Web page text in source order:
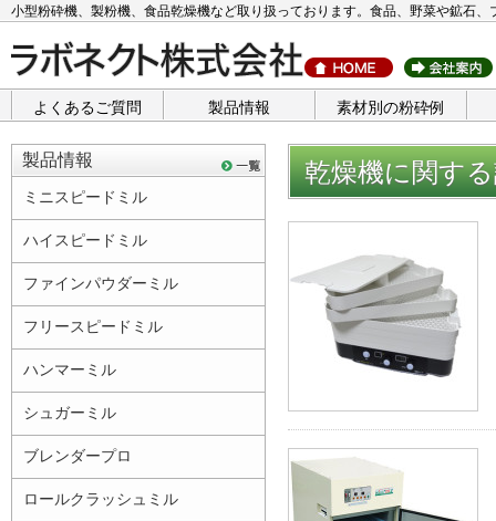
小型粉砕機、製粉機、食品乾燥機など取り扱っております。食品、野菜や鉱石
よくあるご質問 製品情報 素材別の粉砕例
乾燥機に関す
製品情報
ミニスピードミル
ハイスピードミル
ファインパウダーミル
フリースピードミル
ハンマーミル
シュガーミル
ブレンダープロ
ロールクラッシュミル